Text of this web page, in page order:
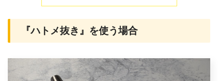
『ハトメ抜き』を使う場合